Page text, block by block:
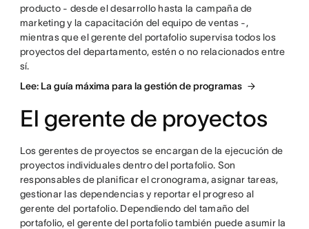
producto - desde el desarrollo hasta la campaña de
marketing y la capacitación del equipo de ventas -,
mientras que el gerente del portafolio supervisa todos los
proyectos del departamento, estén o no relacionados entre
sí.
Lee: La guía máxima para la gestión de programas
El gerente de proyectos
Los gerentes de proyectos se encargan de la ejecución de
proyectos individuales dentro del portafolio. Son
responsables de planificar el cronograma, asignar tareas,
gestionar las dependencias y reportar el progreso al
gerente del portafolio. Dependiendo del tamaño del
portafolio, el gerente del portafolio también puede asumir la